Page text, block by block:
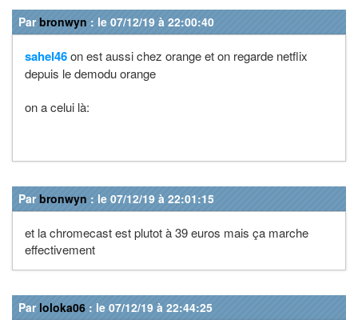
Parbronwyn : le 07/12/19 à 22:00:40
sahel46on est aussi chez orange et on regarde netflix
depuis le demodu orange
on a celui là:
Parbronwyn : le 07/12/19 à 22:01:15
et la chromecast est plutot à 39 euros mais ça marche
effectivement
Par loloka06 : le 07/12/19 à 22:44:25